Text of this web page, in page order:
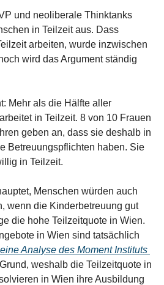
und neoliberale Thinktanks
in Teilzeit aus. Dass
arbeiten, wurde inzwischen
wird das Argument ständig
Mehr als die Hälfte aller
in Teilzeit. 8 von 10 Frauen
geben an, dass sie deshalb in
Betreuungspflichten haben. Sie
in Teilzeit.
Menschen würden auch
wenn die Kinderbetreuung gut
die hohe Teilzeitquote in Wien.
in Wien sind tatsächlich
Analyse des Moment Instituts
weshalb die Teilzeitquote in
in Wien ihre Ausbildung